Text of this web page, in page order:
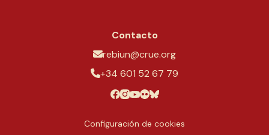
Contacto
rebiun@crue.org
+34 601 52 67 79
Configuración de cookies